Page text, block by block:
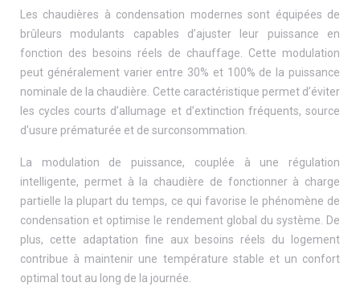
Les chaudières à condensation modernes sont équipées de
brûleurs modulants capables d’ajuster leur puissance en
fonction des besoins réels de chauffage. Cette modulation
peut généralement varier entre 30% et 100% de la puissance
nominale de la chaudière. Cette caractéristique permet d’éviter
les cycles courts d’allumage et d’extinction fréquents, source
d’usure prématurée et de surconsommation.
La modulation de puissance, couplée à une régulation
intelligente, permet à la chaudière de fonctionner à charge
partielle la plupart du temps, ce qui favorise le phénomène de
condensation et optimise le rendement global du système. De
plus, cette adaptation fine aux besoins réels du logement
contribue à maintenir une température stable et un confort
optimal tout au long de la journée.